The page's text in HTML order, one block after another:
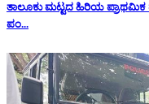
ತಾಲೂಕು ಮಟ್ಟದ ಹಿರಿಯ ಪ್ರಾಥಮಿಕ
ಪಂ...